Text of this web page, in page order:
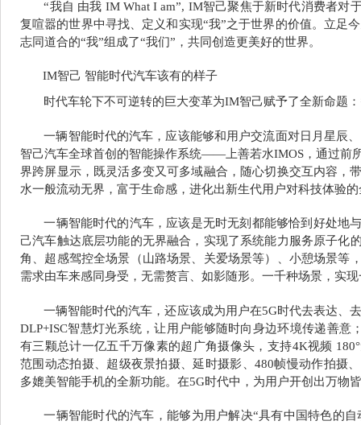
“我自 由我 IM What I am”, IM智己聚焦于新时代消费者对
复喧嚣的世界中寻找、定义和实现“我”之于世界的价值。立足
志同道合的“我”组成了“我们”，共同创造更美好的世界。
IM智己 智能时代汽车该有的样子
时代车轮下不可逆转的巨大变革为IM智己赋予了全新命题：
一辆智能时代的汽车，应该能够和用户交流面对日月星辰
智己汽车全球首创的智能操作系统——上善若水IMOS，通过前
界跨屏显示，既灵活多变又可多域融合，随心切换交互内容，
水一般流动无界，富于生命感，进化出新生代用户对科技体验
一辆智能时代的汽车，应该是无时无刻都能够恰到好处地
己汽车触达底层功能的无界融合，实现了系统能力服务原子化
角、超感驾控全场景（山路场景、关爱场景等）、小憩场景等
需求由车来感同身受，无需赘言、如影随形。一千种场景，实
一辆智能时代的汽车，还应该成为用户在5G时代去表达、
DLP+ISC智慧灯光系统，让用户能够随时向身边环境传递善意
有三颗总计一亿五千万像素的超广角摄像头，支持4K视频
范围动态拍摄、超级夜景拍摄、延时摄影、480帧慢动作拍摄
多媲美智能手机的全新功能。在5G时代中，为用户开创出万物
一辆智能时代的汽车，能够为用户解决“具有中国特色的自